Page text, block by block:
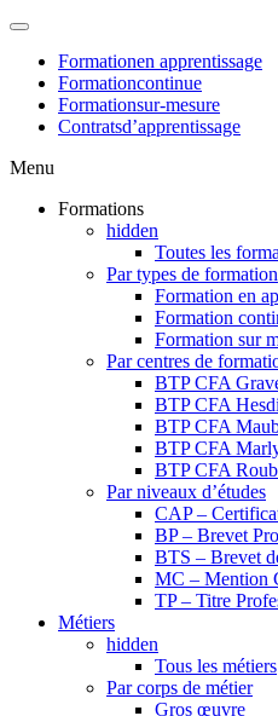
Formationen apprentissage
Formationcontinue
Formationsur-mesure
Contratsd’apprentissage
Menu
Formations
hidden
Toutes les
Par types de formation
Formation en
Formation
Formation sur
Par centres de
BTP CFA
BTP CFA
BTP CFA
BTP CFA
BTP CFA
Par niveaux d’études
CAP –
BP – Brevet
BTS – Brevet
MC – Mention
TP – Titre
Métiers
hidden
Tous les métiers
Par corps de métier
Gros œuvre